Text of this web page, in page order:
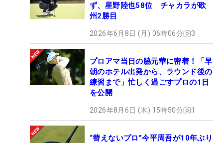
ず、星野陸也58位 チャカラが欧
州2勝目
2026年6月8日 (月) 06時06分 3
プロアマ当日の脇元華に密着！「早
朝のホテル出発から、ラウンド後の
練習まで」忙しく過ごすプロの1日
を公開
2026年8月6日 (木) 15時50分 1
“替えないプロ”今平周吾が10年ぶり